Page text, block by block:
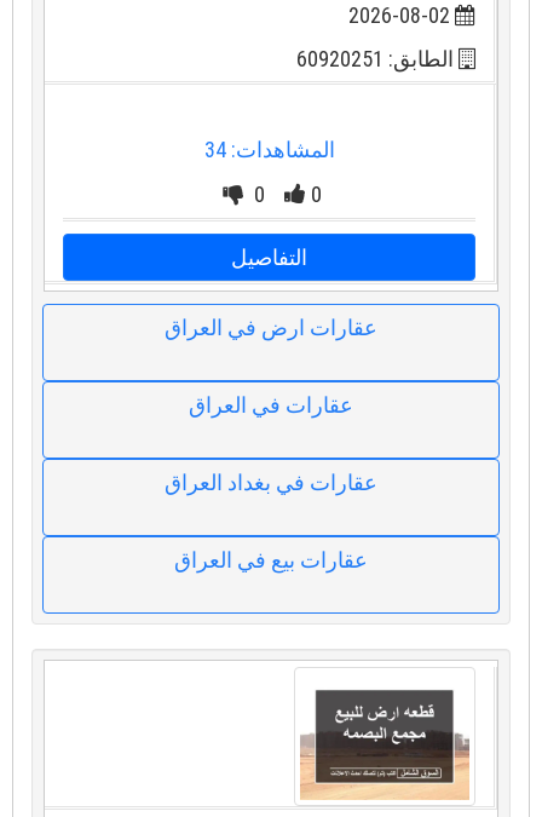
2026-08-02
الطابق: 60920251
المشاهدات: 34
0
0
التفاصيل
عقارات ارض في العراق
عقارات في العراق
عقارات في بغداد العراق
عقارات بيع في العراق